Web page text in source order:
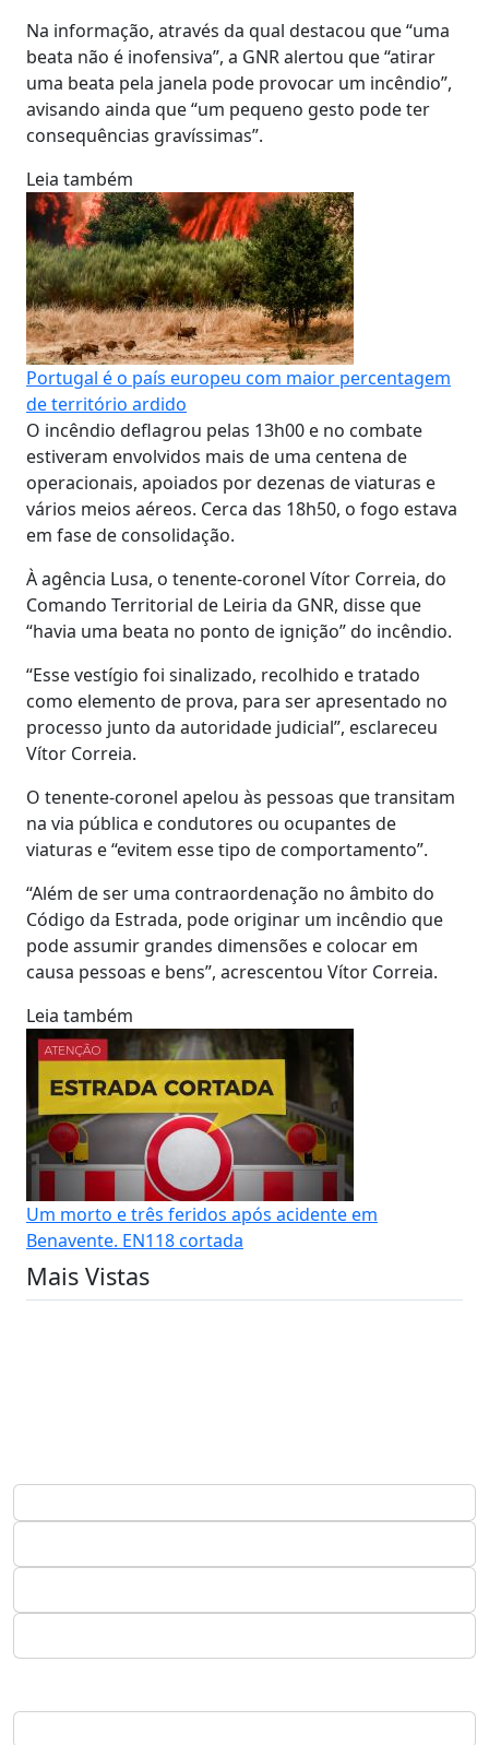
Na informação, através da qual destacou que “uma
beata não é inofensiva”, a GNR alertou que “atirar
uma beata pela janela pode provocar um incêndio”,
avisando ainda que “um pequeno gesto pode ter
consequências gravíssimas”.
Leia também
Portugal é o país europeu com maior percentagem
de território ardido
O incêndio deflagrou pelas 13h00 e no combate
estiveram envolvidos mais de uma centena de
operacionais, apoiados por dezenas de viaturas e
vários meios aéreos. Cerca das 18h50, o fogo estava
em fase de consolidação.
À agência Lusa, o tenente-coronel Vítor Correia, do
Comando Territorial de Leiria da GNR, disse que
“havia uma beata no ponto de ignição” do incêndio.
“Esse vestígio foi sinalizado, recolhido e tratado
como elemento de prova, para ser apresentado no
processo junto da autoridade judicial”, esclareceu
Vítor Correia.
O tenente-coronel apelou às pessoas que transitam
na via pública e condutores ou ocupantes de
viaturas e “evitem esse tipo de comportamento”.
“Além de ser uma contraordenação no âmbito do
Código da Estrada, pode originar um incêndio que
pode assumir grandes dimensões e colocar em
causa pessoas e bens”, acrescentou Vítor Correia.
Leia também
Um morto e três feridos após acidente em
Benavente. EN118 cortada
Mais Vistas